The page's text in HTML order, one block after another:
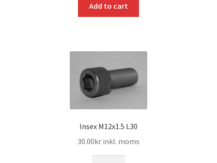
Add to cart
Insex M12x1.5 L30
30.00kr inkl. moms